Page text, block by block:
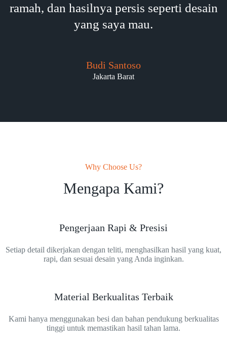
ramah, dan hasilnya persis seperti desain
yang saya mau.
Budi Santoso
Jakarta Barat
Why Choose Us?
Mengapa Kami?
Pengerjaan Rapi & Presisi
Setiap detail dikerjakan dengan teliti, menghasilkan hasil yang kuat,
rapi, dan sesuai desain yang Anda inginkan.
Material Berkualitas Terbaik
Kami hanya menggunakan besi dan bahan pendukung berkualitas
tinggi untuk memastikan hasil tahan lama.